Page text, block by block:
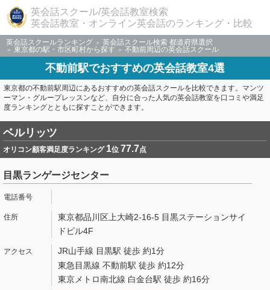
英会話スクール/英会話教室検索
英会話教室・オンライン英会話のランキング・比較
英会話スクールランキング
英会話スクール検索 都道府県選択
東京都の駅・市区町村から探す
不動前周辺の英会話スクール
不動前駅でおすすめの英会話教室4選
東京都の不動前駅周辺にあるおすすめの英会話スクールを比較できます。マンツ
ーマン・グループレッスンなど、自分に合った人気の英会話教室を口コミや満足
度ランキングとともに探すことができます。
ベルリッツ
オリコン顧客満足度ランキング 1位 77.7点
目黒ランゲージセンター
東京都品川区上大崎2-16-5 目黒ステーションサイ
ドビル4F
JR山手線 目黒駅 徒歩 約1分
東急目黒線 不動前駅 徒歩 約12分
東京メトロ南北線 白金台駅 徒歩 約16分